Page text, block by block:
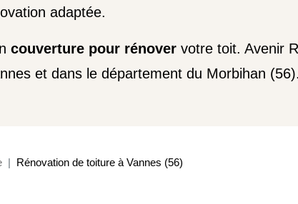
adaptée.
couverture pour rénover votre toit. Avenir
et dans le département du Morbihan
Rénovation de toiture à Vannes (56)